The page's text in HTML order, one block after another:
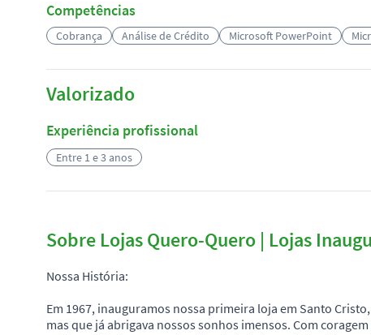
Competências
Cobrança Análise de Crédito Microsoft PowerPoint
Valorizado
Experiência profissional
Entre 1 e 3 anos
Sobre Lojas Quero-Quero | Lojas
Nossa História:
Em 1967, inauguramos nossa primeira loja em Santo
mas que já abrigava nossos sonhos imensos. Com